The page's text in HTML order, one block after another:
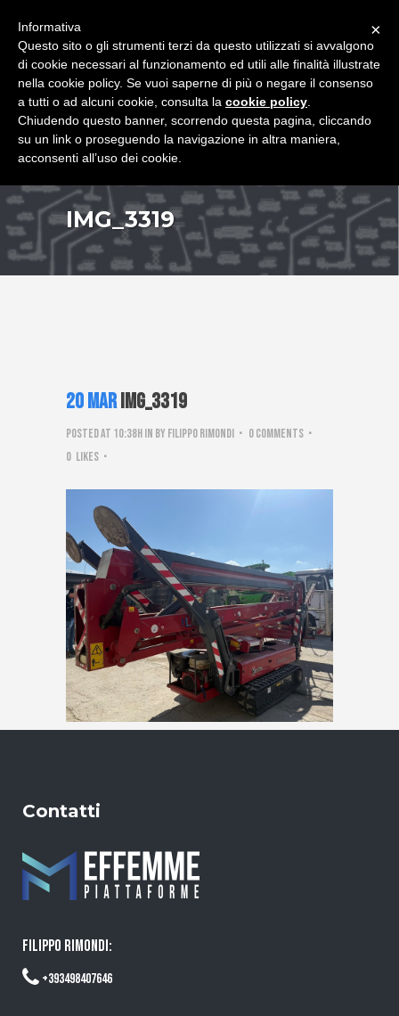
IMG_3319
20 MarIMG_3319
Posted at 10:38hin by Filippo Rimondi
0 Comments
0 Likes
Contatti
FILIPPO RIMONDI:
+393498407646
×
Informativa
Questo sito o gli strumenti terzi da questo utilizzati si avvalgono
di cookie necessari al funzionamento ed utili alle finalità illustrate
nella cookie policy. Se vuoi saperne di più o negare il consenso
a tutti o ad alcuni cookie, consulta la cookie policy
Chiudendo questo banner, scorrendo questa pagina, cliccando
su un link o proseguendo la navigazione in altra maniera,
acconsenti all’uso dei cookie.